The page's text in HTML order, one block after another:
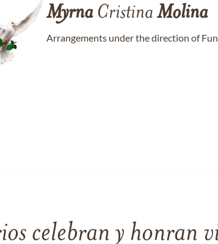
MyrnaCristina Molina
Arrangements under the direction of
celebran y honran